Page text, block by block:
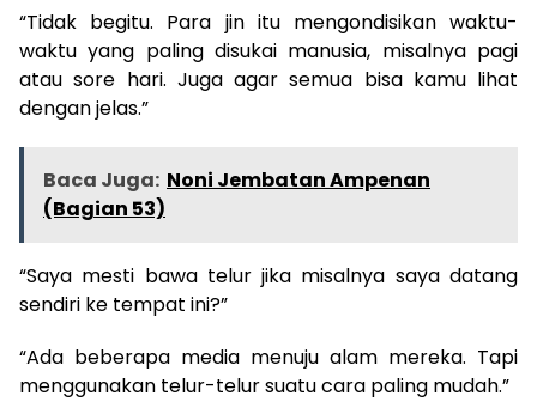
“Tidak begitu. Para jin itu mengondisikan waktu-
waktu yang paling disukai manusia, misalnya pagi
atau sore hari. Juga agar semua bisa kamu lihat
dengan jelas.”
Baca Juga: Noni Jembatan Ampenan
(Bagian 53)
“Saya mesti bawa telur jika misalnya saya datang
sendiri ke tempat ini?”
“Ada beberapa media menuju alam mereka. Tapi
menggunakan telur-telur suatu cara paling mudah.”